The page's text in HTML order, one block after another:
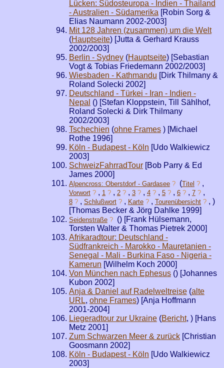
Lücken: Südosteuropa - Indien - Thailand
- Australien - Südamerika [Robin Sorg &
Elias Naumann 2002-2003]
Mit 128 Jahren (zusammen) um die Welt
(Hauptseite) [Jutta & Gerhard Krauss
2002/2003]
Berlin - Sydney(Hauptseite) [Sebastian
Vogt & Tobias Friedemann 2002/2003]
Wiesbaden - Kathmandu [Dirk Thilmany &
Roland Solecki 2002]
Deutschland - Türkei - Iran - Indien -
Nepal () [Stefan Kloppstein, Till Sählhof,
Roland Solecki & Dirk Thilmany
2002/2003]
Tschechien (ohne Frames ) [Michael
Rothe 1996]
Köln - Budapest - Köln [Udo Walkiewicz
2003]
SchweizFahrradTour[Bob Parry & Ed
James 2000]
Alpencross: Oberstdorf - Gardasee? (Titel ? ,
Vorwort? , 1 ? , 2? , 3? , 4? , 5? , 6? , 7? ,
8? , Schlußwort? , Karte? , Tourenübersicht? , )
[Thomas Becker & Jörg Dahlke 1999]
Seidenstraße? () [Frank Hülsemann,
Torsten Walter & Thomas Pietrek 2000]
Afrikaradtour: Deutschland -
Südfrankreich - Marokko - Mauretanien -
Senegal - Mali - Burkina Faso - Nigeria -
Kamerun [Wilhelm Koch 2000]
Von München nach Ephesus() [Johannes
Kubon 2002]
Anja & Daniel auf Radelweltreise(alte
URL, ohne Frames) [Anja Hoffmann
2001-2004]
Liegeradtour zur Ukraine(Bericht, ) [Hans
Metz 2001]
Zum Schwarzen Meer & zurück[Christian
Goosmann 2002]
Köln - Budapest - Köln [Udo Walkiewicz
2003]